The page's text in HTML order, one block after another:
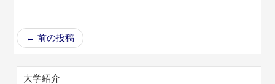
← 前の投稿
大学紹介